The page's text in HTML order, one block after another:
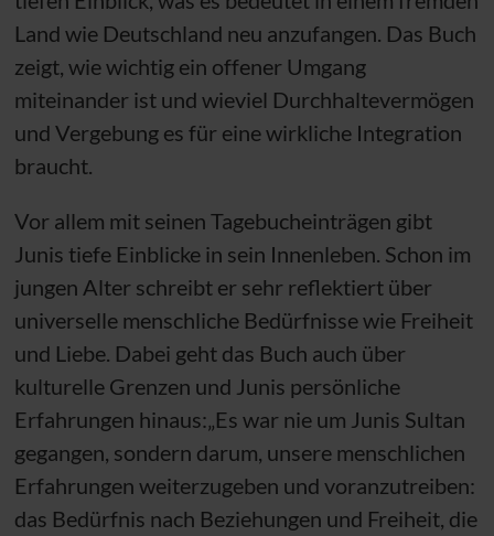
Land wie Deutschland neu anzufangen. Das Buch
zeigt, wie wichtig ein offener Umgang
miteinander ist und wieviel Durchhaltevermögen
und Vergebung es für eine wirkliche Integration
braucht.
Vor allem mit seinen Tagebucheinträgen gibt
Junis tiefe Einblicke in sein Innenleben. Schon im
jungen Alter schreibt er sehr reflektiert über
universelle menschliche Bedürfnisse wie Freiheit
und Liebe. Dabei geht das Buch auch über
kulturelle Grenzen und Junis persönliche
Erfahrungen hinaus:„Es war nie um Junis Sultan
gegangen, sondern darum, unsere menschlichen
Erfahrungen weiterzugeben und voranzutreiben:
das Bedürfnis nach Beziehungen und Freiheit, die